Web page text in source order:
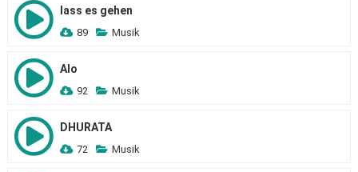
lass es gehen
89 Musik
Alo
92 Musik
DHURATA
72 Musik